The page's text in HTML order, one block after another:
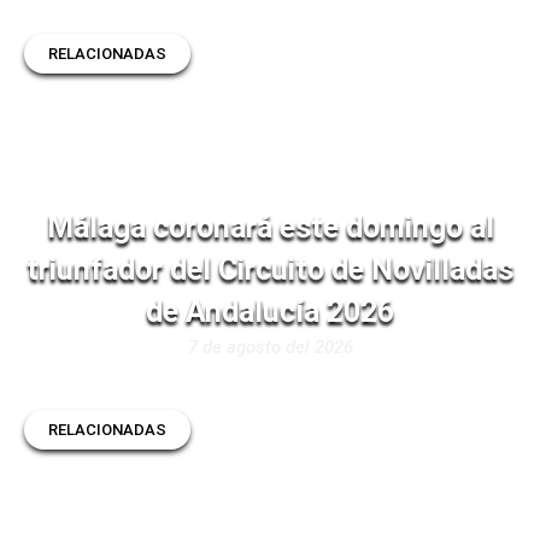
RELACIONADAS
Málaga coronará este domingo al
triunfador del Circuito de Novilladas
de Andalucía 2026
RELACIONADAS